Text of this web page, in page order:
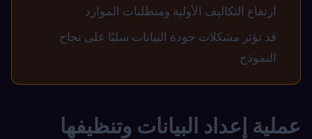
ارتفاع التكاليف الأولية ومتطلبات الموارد
قد تؤثر مشكلات جودة البيانات سلبًا على نجاح
النموذج
عملية إعداد البيانات وتنظيفها